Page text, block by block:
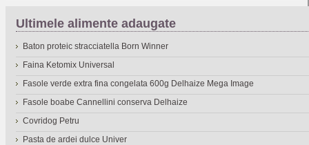
Ultimele alimente adaugate
Baton proteic stracciatella Born Winner
Faina Ketomix Universal
Fasole verde extra fina congelata 600g Delhaize Mega Image
Fasole boabe Cannellini conserva Delhaize
Covridog Petru
Pasta de ardei dulce Univer